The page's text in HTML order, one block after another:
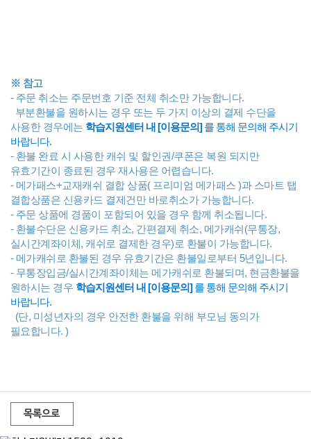
※ 참고
- 주문 취소는 주문번호 기준 전체 취소만 가능합니다.
부분환불을 원하시는 경우 또는 두 가지 이상의 결제 수단을
사용한 경우에는 학습지원센터 내 [이용문의] 를 통해 문의해 주시기
바랍니다.
- 환불 완료 시 사용한 캐쉬 및 할인권/쿠폰은 복원 되지만
유효기간이 종료된 경우 재사용은 어렵습니다.
- 메가패스+교재캐쉬 결합 상품( 프리미엄 메가패스 )과 스마트 탭
결합상품은 신용카드 결제건만 바로취소가 가능합니다.
- 주문 상품에 경품이 포함되어 있을 경우 함께 취소됩니다.
- 환불수단은 신용카드 취소, 간편결제 취소, 메가캐쉬(무통장,
실시간계좌이체, 캐쉬로 결제한 경우)로 환불이 가능합니다.
- 메가캐쉬로 환불된 경우 유효기간은 환불일로부터 5년입니다.
- 무통장입금/실시간계좌이체는 메가캐쉬로 환불되며, 현금환불을
원하시는 경우 학습지원센터 내 [이용문의] 를 통해 문의해 주시기
바랍니다.
(단, 미성년자의 경우 안전한 환불을 위해 부모님 동의가
필요합니다. )
목록으로